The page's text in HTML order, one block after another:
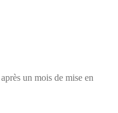
un mois de mise en